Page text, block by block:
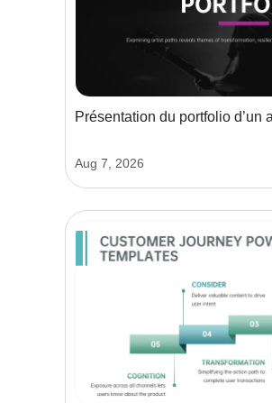
Présentation du portfolio d’un
Aug 7, 2026